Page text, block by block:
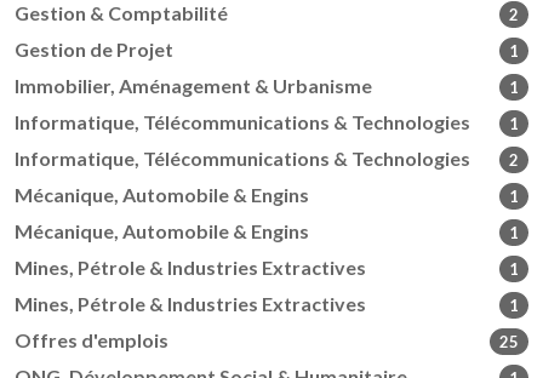
Gestion & Comptabilité 2
Gestion de Projet 1
Immobilier, Aménagement & Urbanisme 1
Informatique, Télécommunications & Technologies 1
Informatique, Télécommunications & Technologies 2
Mécanique, Automobile & Engins 1
Mécanique, Automobile & Engins 1
Mines, Pétrole & Industries Extractives 1
Mines, Pétrole & Industries Extractives 1
Offres d'emplois 25